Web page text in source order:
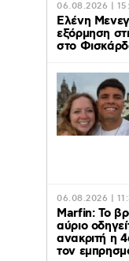
06.08.2026 |
Ελένη
εξόρμηση
στο
06.08.2026 |
Marfin: Το
αύριο
ανακριτή η
τον